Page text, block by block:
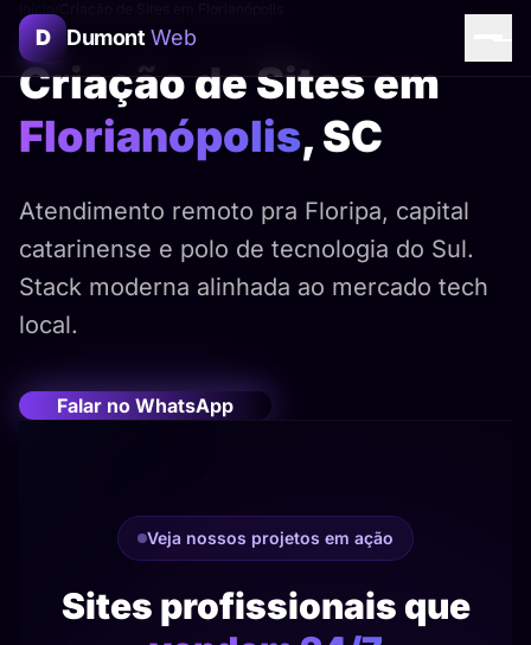
D Dumont Web
Criação de Sites em
Florianópolis, SC
Atendimento remoto pra Floripa, capital
catarinense e polo de tecnologia do Sul.
Stack moderna alinhada ao mercado tech
local.
Falar no WhatsApp
Veja nossos projetos em ação
Sites profissionais que
Assistente Dumont Web
Online agora